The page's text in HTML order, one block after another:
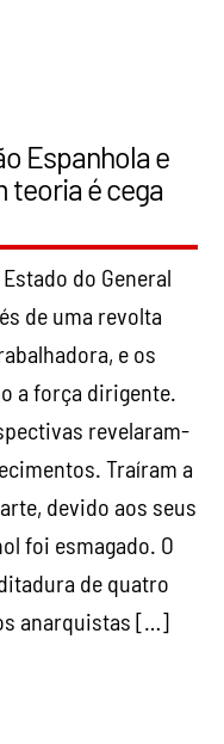
Espanhola e
teoria é cega
do General
de uma revolta
e os
a força dirigente.
revelaram-
Traíram a
devido aos seus
foi esmagado. O
de quatro
anarquistas […]